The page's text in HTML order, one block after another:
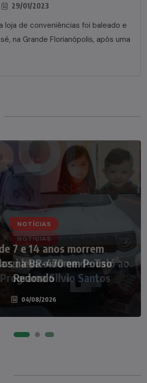
29/01/2023
loja de conveniências foi baleado e
na Grande Florianópolis, após uma
NOTÍCIAS
leva o nome de Taió ao
Silvio Santos
07/08/2026